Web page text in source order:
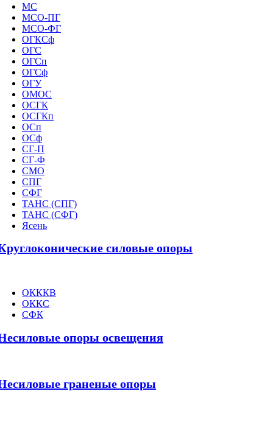
МС
МСО-ПГ
МСО-ФГ
ОГКСф
ОГС
ОГСп
ОГСф
ОГУ
ОМОС
ОСГК
ОСГКп
ОСп
ОСф
СГ-П
СГ-Ф
СМО
СПГ
СФГ
ТАНС (СПГ)
ТАНС (СФГ)
Ясень
силовые опоры
ОКККВ
ОККС
СФК
опоры освещения
граненые опоры